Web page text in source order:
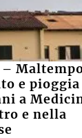
–
e pioggia
a
e nella